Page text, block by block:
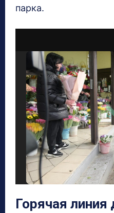
парка.
Горячая